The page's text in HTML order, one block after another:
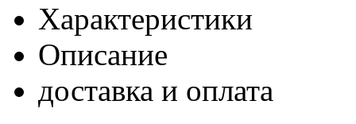
Характеристики
Описание
доставка и оплата